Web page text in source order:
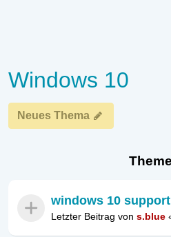
Windows 10
Neues Thema
windows 10
Letzter Beitrag von s.blue